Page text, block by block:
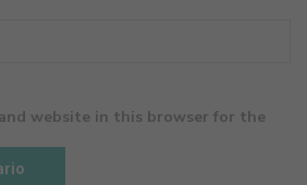
and website in this browser for the